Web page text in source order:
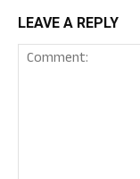
LEAVE A REPLY